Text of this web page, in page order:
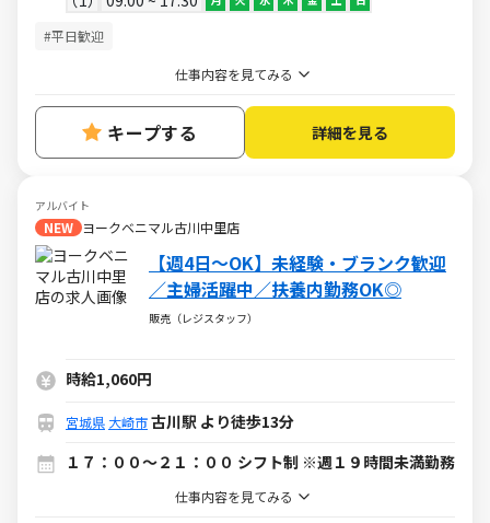
#平日歓迎
仕事内容を見てみる
キープする 詳細を見る
アルバイト
NEW ヨークベニマル古川中里店
【週4日～OK】未経験・ブランク歓迎
／主婦活躍中／扶養内勤務OK◎
販売（レジスタッフ）
時給1,060円
宮城県 大崎市古川駅 より徒歩13分
１７：００～２１：００ シフト制 ※週１９時間未満勤務
仕事内容を見てみる